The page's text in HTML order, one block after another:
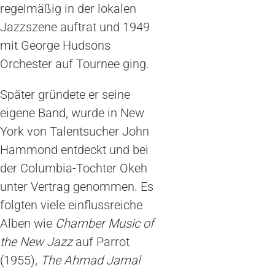
regelmäßig in der lokalen
Jazzszene auftrat und 1949
mit George Hudsons
Orchester auf Tournee ging.
Später gründete er seine
eigene Band, wurde in New
York von Talentsucher John
Hammond entdeckt und bei
der Columbia-Tochter Okeh
unter Vertrag genommen. Es
folgten viele einflussreiche
Alben wie Chamber Music of
the New Jazzauf Parrot
(1955), The Ahmad Jamal